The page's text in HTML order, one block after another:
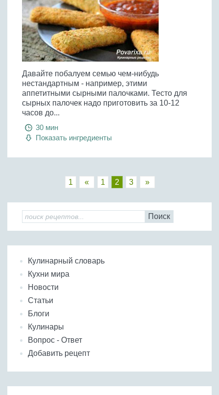
Давайте побалуем семью чем-нибудь
нестандартным - например, этими
аппетитными сырными палочками. Тесто для
сырных палочек надо приготовить за 10-12
часов до...
30 мин
Показать ингредиенты
1 « 1 2 3 »
Поиск
Кулинарный словарь
Кухни мира
Новости
Статьи
Блоги
Кулинары
Вопрос - Ответ
Добавить рецепт